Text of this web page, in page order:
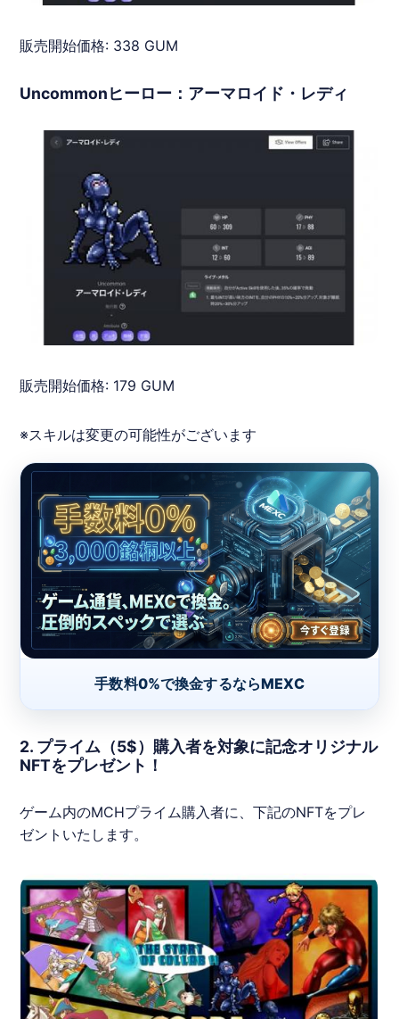
販売開始価格: 338 GUM
Uncommonヒーロー：アーマロイド・レディ
販売開始価格: 179 GUM
※スキルは変更の可能性がございます
手数料0%で換金するならMEXC
2. プライム（5$）購入者を対象に記念オリジナル
NFTをプレゼント！
ゲーム内のMCHプライム購入者に、下記のNFTをプレ
ゼントいたします。